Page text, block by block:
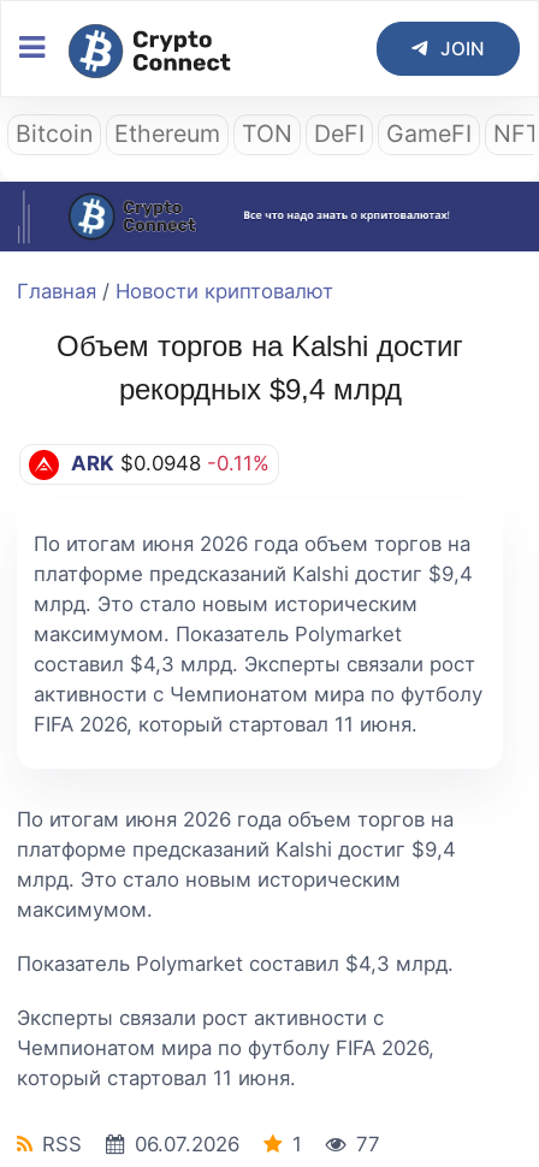
JOIN
Bitcoin Ethereum TON DeFI GameFI
Главная / Новости криптовалют
Объем торгов на Kalshi достиг
рекордных $9,4 млрд
ARK $0.0948 -0.11%
По итогам июня 2026 года объем торгов на
платформе предсказаний Kalshi достиг $9,4
млрд. Это стало новым историческим
максимумом. Показатель Polymarket
составил $4,3 млрд. Эксперты связали рост
активности с Чемпионатом мира по футболу
FIFA 2026, который стартовал 11 июня.
По итогам июня 2026 года объем торгов на
платформе предсказаний Kalshi достиг $9,4
млрд. Это стало новым историческим
максимумом.
Показатель Polymarket составил $4,3 млрд.
Эксперты связали рост активности с
Чемпионатом мира по футболу FIFA 2026,
который стартовал 11 июня.
RSS 06.07.2026 1
77